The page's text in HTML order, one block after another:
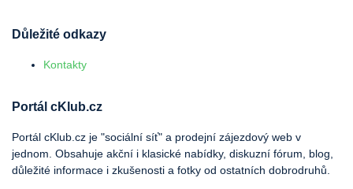
Důležité odkazy
Kontakty
Portál cKlub.cz
Portál cKlub.cz je "sociální síť" a prodejní zájezdový web v
jednom. Obsahuje akční i klasické nabídky, diskuzní fórum, blog,
důležité informace i zkušenosti a fotky od ostatních dobrodruhů.